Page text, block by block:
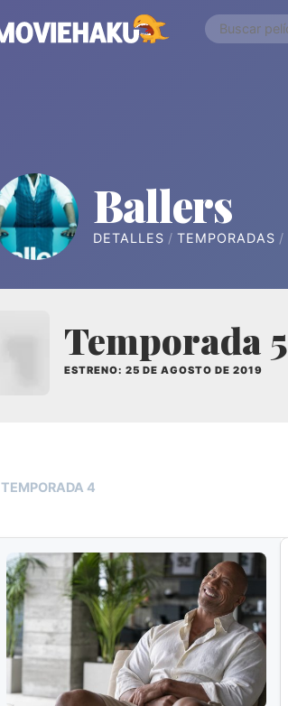
Ballers
DETALLES TEMPORADAS
Temporada 5
ESTRENO: 25 DE AGOSTO DE 2019
TEMPORADA 4